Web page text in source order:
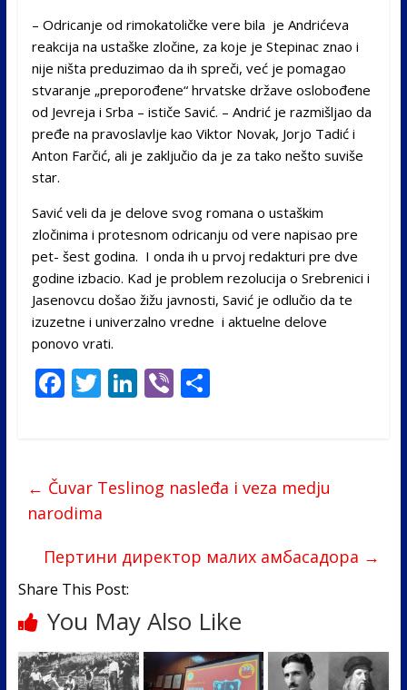
– Odricanje od rimokatoličke vere bila je Andrićeva
reakcija na ustaške zločine, za koje je Stepinac znao i
nije ništa preduzimao da ih spreči, već je pomagao
stvaranje „preporođene“ hrvatske države oslobođene
od Jevreja i Srba – ističe Savić. – Andrić je razmišljao da
pređe na pravoslavlje kao Viktor Novak, Jorjo Tadić i
Anton Farčić, ali je zaključio da je za tako nešto suviše
star.
Savić veli da je delove svog romana o ustaškim
zločinima i protesnom odricanju od vere napisao pre
pet- šest godina. I onda ih u prvoj redakturi pre dve
godine izbacio. Kad je problem rezolucija o Srebrenici i
Jasenovcu došao žižu javnosti, Savić je odlučio da te
izuzetne i univerzalno vredne i aktuelne delove
ponovo vrati.
F
o
o
k
T Li
dI
Vi S
← Čuvar Teslinog nasleđa i veza medju
narodima
Пертини директор малих амбасадора →
Share This Post:
You May Also Like